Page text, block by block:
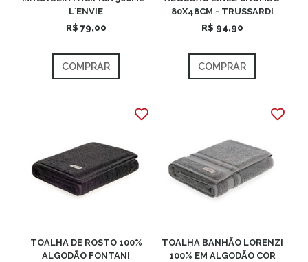
L´ENVIE
R$ 79,00
COMPRAR
80X48CM - TRUSSARDI
R$ 94,90
COMPRAR
TOALHA DE ROSTO 100%
ALGODÃO FONTANI
TOALHA BANHÃO LORENZI
100% EM ALGODÃO COR